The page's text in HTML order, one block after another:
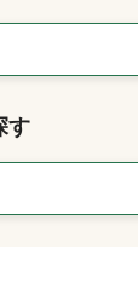
す